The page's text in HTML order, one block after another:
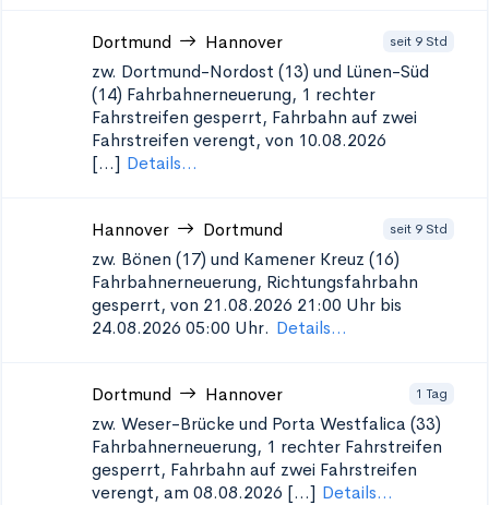
Dortmund Hannover seit 9 Std
zw. Dortmund-Nordost (13) und Lünen-Süd
(14) Fahrbahnerneuerung, 1 rechter
Fahrstreifen gesperrt, Fahrbahn auf zwei
Fahrstreifen verengt, von 10.08.2026
[...] Details...
Hannover Dortmund seit 9 Std
zw. Bönen (17) und Kamener Kreuz (16)
Fahrbahnerneuerung, Richtungsfahrbahn
gesperrt, von 21.08.2026 21:00 Uhr bis
24.08.2026 05:00 Uhr. Details...
Dortmund Hannover 1 Tag
zw. Weser-Brücke und Porta Westfalica (33)
Fahrbahnerneuerung, 1 rechter Fahrstreifen
gesperrt, Fahrbahn auf zwei Fahrstreifen
verengt, am 08.08.2026 [...] Details...